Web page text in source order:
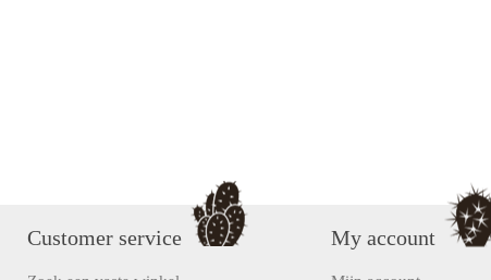
Customer service My account